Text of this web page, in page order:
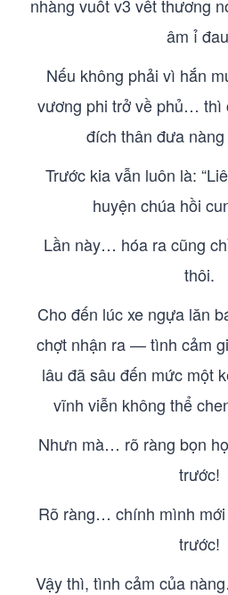
nhàng vuốt v3 vết thương
âm ỉ
Nếu không phải vì hắn
vương phi trở về phủ… thì
đích thân đưa
Trước kia vẫn luôn là:
huyện chúa hồi
Lần này… hóa ra cũng
thôi.
Cho đến lúc xe ngựa lăn
chợt nhận ra — tình cảm
lâu đã sâu đến mức một
vĩnh viễn không thể
Nhưn mà… rõ ràng bọn
trước!
Rõ ràng… chính mình
trước!
Vậy thì, tình cảm của